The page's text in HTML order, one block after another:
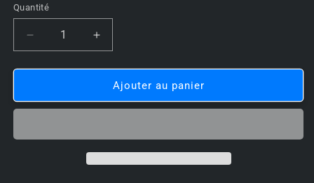
Quantité
Réduire
la
quantité
🎁
Pop!
Augmenter
la
quantité
🎁
Pop!
Ajouter au panier